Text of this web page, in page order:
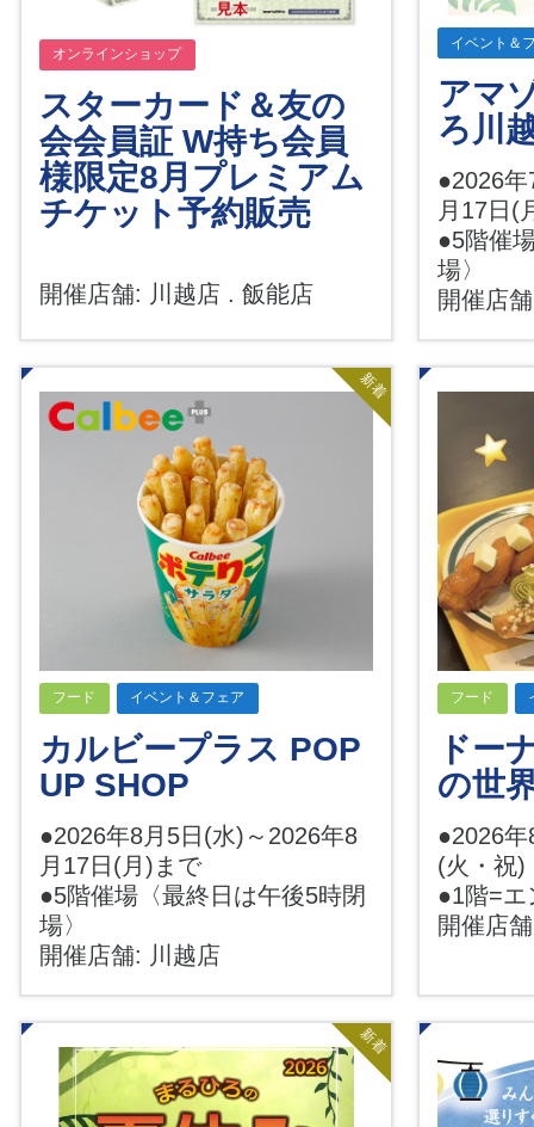
オンラインショップ
スターカード＆友の
会会員証 W持ち会員
様限定8月プレミアム
チケット予約販売
開催店舗: 川越店 . 飯能店
イベント＆
アマ
ろ川
●2026
月17日(
●5階催
場〉
開催店
新着
フード イベント＆フェア
カルビープラス POP
UP SHOP
●2026年8月5日(水)～2026年8
月17日(月)まで
●5階催場〈最終日は午後5時閉
場〉
開催店舗: 川越店
フード
ドー
の世
●2026
(火・祝)
●1階=
開催店
新着